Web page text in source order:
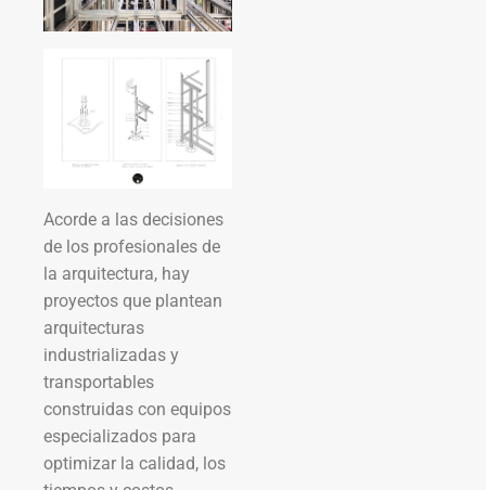
Acorde a las decisiones
de los profesionales de
la arquitectura, hay
proyectos que plantean
arquitecturas
industrializadas y
transportables
construidas con equipos
especializados para
optimizar la calidad, los